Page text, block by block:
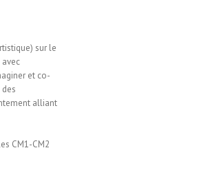
sur le
et co-
alliant
CM1-CM2